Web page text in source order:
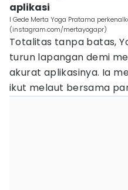
aplikasi
I Gede Merta Yoga Pratama
(instagram.com/mertayogapr)
Totalitas tanpa batas,
turun lapangan demi
akurat aplikasinya. Ia
ikut melaut bersama